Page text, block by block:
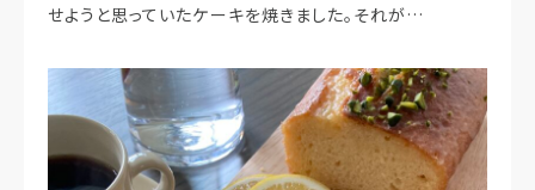
せようと思っていたケーキを焼きました。それが…